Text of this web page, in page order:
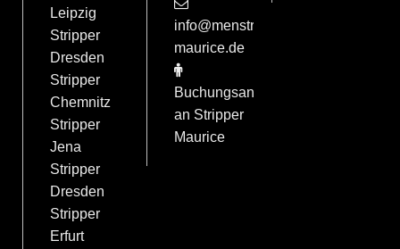
Leipzig
Stripper
Dresden
Stripper
Chemnitz
Stripper
Jena
Stripper
Dresden
Stripper
Erfurt
info@menstrip-
maurice.de
Buchungsanfrage
an Stripper
Maurice